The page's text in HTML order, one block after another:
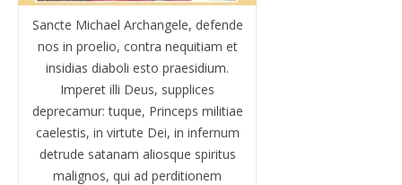
Sancte Michael Archangele, defende
nos in proelio, contra nequitiam et
insidias diaboli esto praesidium.
Imperet illi Deus, supplices
deprecamur: tuque, Princeps militiae
caelestis, in virtute Dei, in infernum
detrude satanam aliosque spiritus
malignos, qui ad perditionem